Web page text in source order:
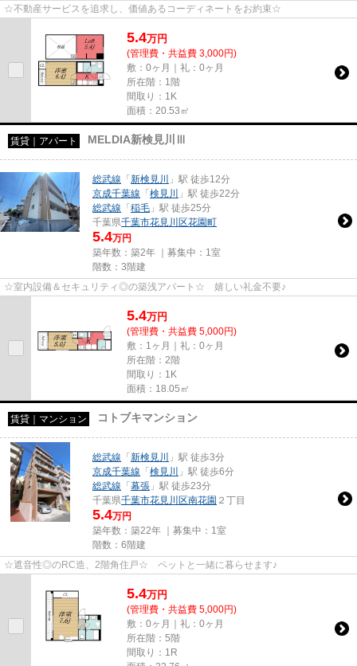
☆不動産サービスを追求し、価値あるコーディネートをお約束☆
5.4万円
(管理費・共益費 3,000円)
敷：0ヶ月｜礼：0ヶ月
所在階：1階
間取り：1K
面積：20.53㎡
賃貸｜アパート MELDIA新検見川Ⅲ
総武線 「新検見川
」駅 徒歩12分
京成千葉線 「検見川
」駅 徒歩22分
総武線 「稲毛 」駅 徒歩25分
千葉県千葉市花見川区花園町
5.4万円
築年数：築2年 ｜募集中： 1室
階数：3階建
☆室内設備＆セキュリティ◎の築浅アパート☆ 嬉しい礼金不要♪
5.4万円
(管理費・共益費 5,000円)
敷：1ヶ月｜礼：0ヶ月
所在階：2階
間取り：1K
面積：18.05㎡
賃貸｜マンション コトブキマンション
総武線 「新検見川
」駅 徒歩3分
京成千葉線 「検見川
」駅 徒歩6分
総武線 「幕張 」駅 徒歩23分
千葉県千葉市花見川区南花園 ２丁目
5.4万円
築年数：築22年 ｜募集中： 1室
階数：6階建
☆遮音性◎のRC造、2階角住戸☆ ペットと一緒に暮らせます♪
5.4万円
(管理費・共益費 5,000円)
敷：0ヶ月｜礼：0ヶ月
所在階：5階
間取り：1R